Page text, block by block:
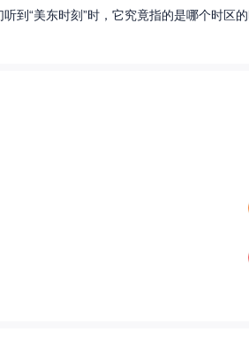
到“美东时刻”时，它究竟指的是哪个时